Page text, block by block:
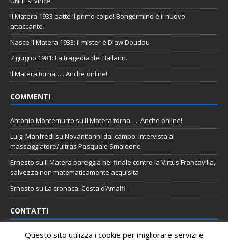
Il Matera 1933 batte il primo colpo! Bongermino è il nuovo
attaccante.
Nasce il Matera 1933: il mister è Diaw Doudou
7 giugno 1981: La tragedia del Ballarin.
Il Matera torna….. Anche online!
COMMENTI
Antonio Montemurro su Il Matera torna….. Anche online!
Luigi Manfredi su Novant’anni dal campo: intervista al
massaggiatore/ultras Pasquale Smaldone
Ernesto su Il Matera pareggia nel finale contro la Virtus Francavilla,
salvezza non matematicamente acquisita
Ernesto su La cronaca: Costa d’Amalfi –
CONTATTI
Email:staff@tifomatera.it
Questo sito utilizza i cookie per migliorare servizi e